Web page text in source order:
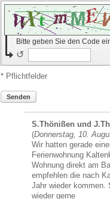
Bitte geben Sie den Code
↺
* Pflichtfelder
Senden
S.Thönißen und
(Donnerstag, 10.
Wir hatten gerade
Ferienwohnung
Wohnung direkt am
empfehlen die nach
Jahr wieder kommen.
wieder gerne